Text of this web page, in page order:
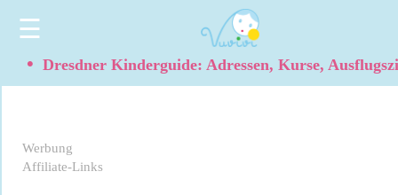
☰
• Dresdner Kinderguide: Adressen, Kurse,
Werbung
Affiliate-Links